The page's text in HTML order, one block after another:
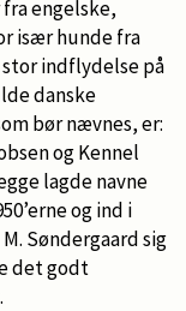
engelske,
især hunde fra
stor indflydelse på
danske
bør nævnes, er:
og Kennel
lagde navne
og ind i
Søndergaard sig
det godt